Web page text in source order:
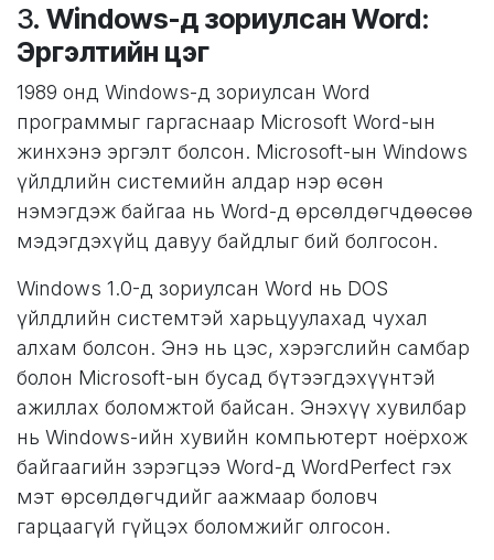
3. Windows-д зориулсан Word:
Эргэлтийн цэг
1989 онд Windows-д зориулсан Word
программыг гаргаснаар Microsoft Word-ын
жинхэнэ эргэлт болсон. Microsoft-ын Windows
үйлдлийн системийн алдар нэр өсөн
нэмэгдэж байгаа нь Word-д өрсөлдөгчдөөсөө
мэдэгдэхүйц давуу байдлыг бий болгосон.
Windows 1.0-д зориулсан Word нь DOS
үйлдлийн системтэй харьцуулахад чухал
алхам болсон. Энэ нь цэс, хэрэгслийн самбар
болон Microsoft-ын бусад бүтээгдэхүүнтэй
ажиллах боломжтой байсан. Энэхүү хувилбар
нь Windows-ийн хувийн компьютерт ноёрхож
байгаагийн зэрэгцээ Word-д WordPerfect гэх
мэт өрсөлдөгчдийг аажмаар боловч
гарцаагүй гүйцэх боломжийг олгосон.